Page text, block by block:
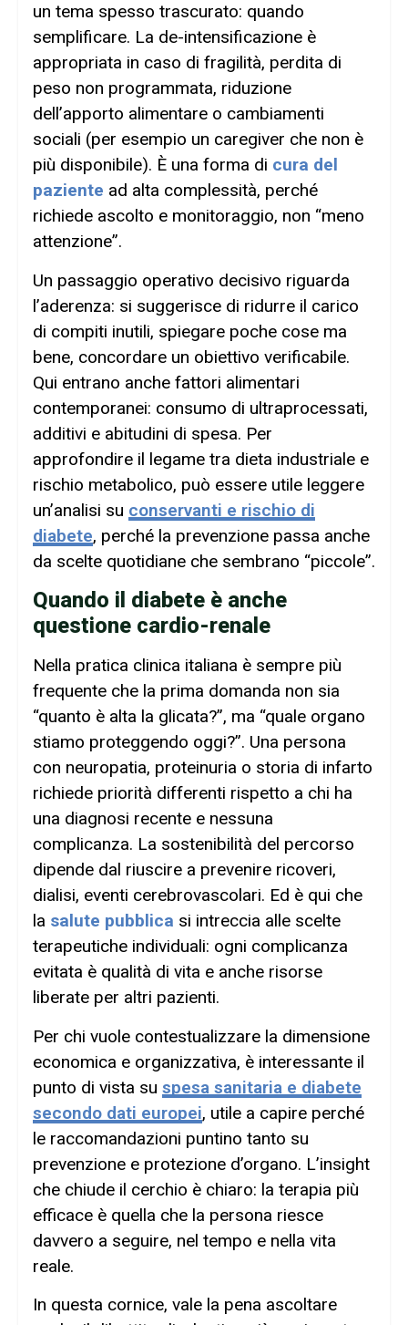
un tema spesso trascurato: quando
semplificare. La de-intensificazione è
appropriata in caso di fragilità, perdita di
peso non programmata, riduzione
dell’apporto alimentare o cambiamenti
sociali (per esempio un caregiver che non è
più disponibile). È una forma di cura del
paziente ad alta complessità, perché
richiede ascolto e monitoraggio, non “meno
attenzione”.
Un passaggio operativo decisivo riguarda
l’aderenza: si suggerisce di ridurre il carico
di compiti inutili, spiegare poche cose ma
bene, concordare un obiettivo verificabile.
Qui entrano anche fattori alimentari
contemporanei: consumo di ultraprocessati,
additivi e abitudini di spesa. Per
approfondire il legame tra dieta industriale e
rischio metabolico, può essere utile leggere
un’analisi su conservanti e rischio di
diabete, perché la prevenzione passa anche
da scelte quotidiane che sembrano “piccole”.
Quando il diabete è anche
questione cardio-renale
Nella pratica clinica italiana è sempre più
frequente che la prima domanda non sia
“quanto è alta la glicata?”, ma “quale organo
stiamo proteggendo oggi?”. Una persona
con neuropatia, proteinuria o storia di infarto
richiede priorità differenti rispetto a chi ha
una diagnosi recente e nessuna
complicanza. La sostenibilità del percorso
dipende dal riuscire a prevenire ricoveri,
dialisi, eventi cerebrovascolari. Ed è qui che
la salute pubblica si intreccia alle scelte
terapeutiche individuali: ogni complicanza
evitata è qualità di vita e anche risorse
liberate per altri pazienti.
Per chi vuole contestualizzare la dimensione
economica e organizzativa, è interessante il
punto di vista su spesa sanitaria e diabete
secondo dati europei, utile a capire perché
le raccomandazioni puntino tanto su
prevenzione e protezione d’organo. L’insight
che chiude il cerchio è chiaro: la terapia più
efficace è quella che la persona riesce
davvero a seguire, nel tempo e nella vita
reale.
In questa cornice, vale la pena ascoltare